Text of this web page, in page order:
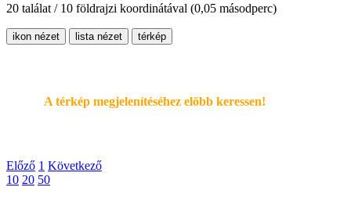
20 találat / 10 földrajzi koordinátával (0,05 másodperc)
ikon nézet lista nézet térkép
A térkép megjelenítéséhez elöbb keressen!
Előző 1 Következő
10 20 50